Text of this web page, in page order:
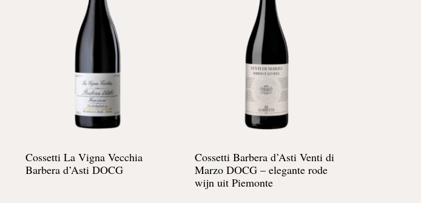
Cossetti La Vigna Vecchia
Barbera d’Asti DOCG
Cossetti Barbera d’Asti Venti di
Marzo DOCG – elegante rode
wijn uit Piemonte